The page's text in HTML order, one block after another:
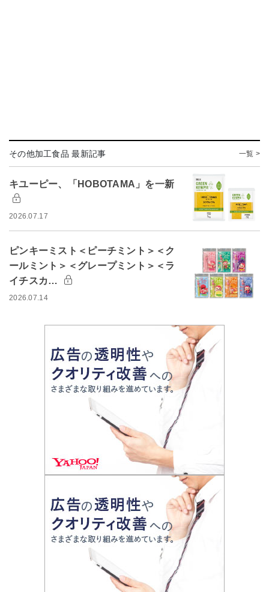
その他加工食品 最新記事 一覧 >
キユーピー、「HOBOTAMA」を一新
2026.07.17
ピンキーミスト＜ピーチミント＞＜ク
ールミント＞＜グレープミント＞＜ラ
イチスカ…
2026.07.14